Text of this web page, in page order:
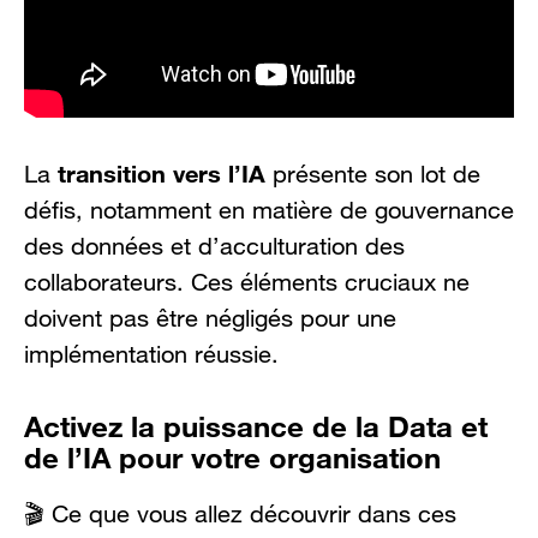
La transition vers l’IA présente son lot de
défis, notamment en matière de gouvernance
des données et d’acculturation des
collaborateurs. Ces éléments cruciaux ne
doivent pas être négligés pour une
implémentation réussie.
Activez la puissance de la Data et
de l’IA pour votre organisation
🎬 Ce que vous allez découvrir dans ces